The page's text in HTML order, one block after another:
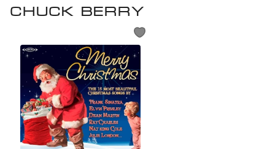
Chuck Berry